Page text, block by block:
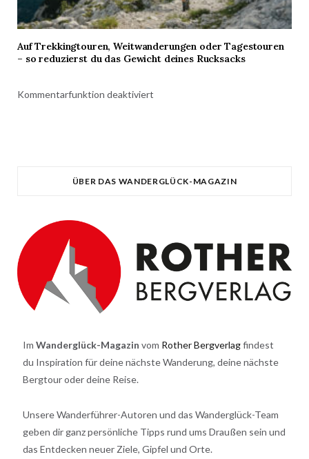
Auf Trekkingtouren, Weitwanderungen oder Tagestouren
– so reduzierst du das Gewicht deines Rucksacks
Kommentarfunktion deaktiviert
ÜBER DAS WANDERGLÜCK-MAGAZIN
Im Wanderglück-Magazin vom Rother Bergverlagfindest
du Inspiration für deine nächste Wanderung, deine nächste
Bergtour oder deine Reise.
Unsere Wanderführer-Autoren und das Wanderglück-Team
geben dir ganz persönliche Tipps rund ums Draußen sein und
das Entdecken neuer Ziele, Gipfel und Orte.